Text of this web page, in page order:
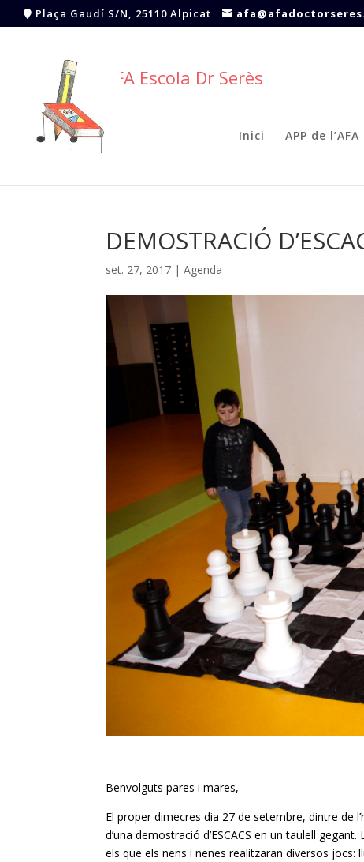
Plaça Gaudí S/N, 25110 Alpicat
AFA Escola Dr Serès
Inici APP de l’AFA
DEMOSTRACIÓ
set. 27, 2017 |Agenda
Benvolguts pares i mares,
El proper dimecres dia 27 de setembre, dintre de
d’una demostració d’ESCACS en un taulell gegant.
els que els nens i nenes realitzaran diversos jocs: